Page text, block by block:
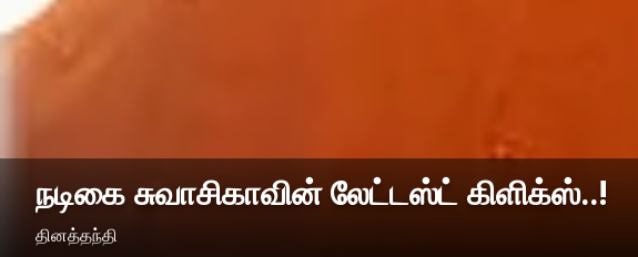
நடிகை சுவாசிகாவின் லேட்டஸ்ட் கிளிக்ஸ்..!
தினத்தந்தி